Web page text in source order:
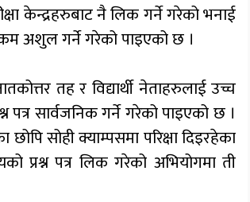
केन्द्रहरुबाट नै लिक गर्ने गरेको भनाई
रकम अशुल गर्ने गरेको पाइएको छ ।
तह र विद्यार्थी नेताहरुलाई उच्च
पत्र सार्वजनिक गर्ने गरेको पाइएको छ ।
सोही क्याम्पसमा परिक्षा दिइरहेका
प्रश्न पत्र लिक गरेको अभियोगमा ती